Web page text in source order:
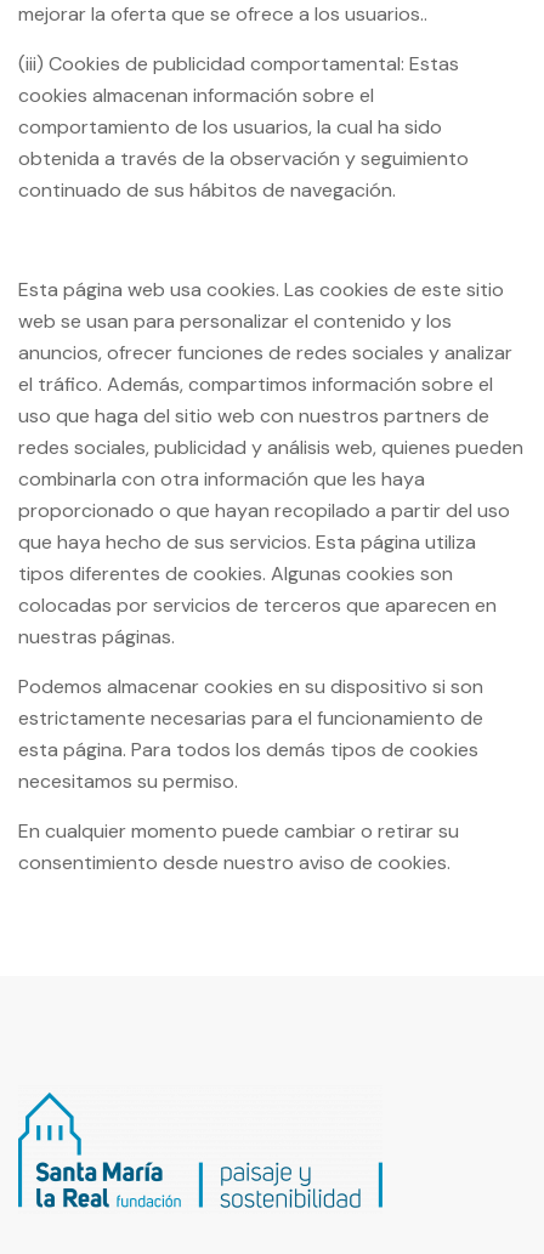
mejorar la oferta que se ofrece a los usuarios..
(iii) Cookies de publicidad comportamental: Estas
cookies almacenan información sobre el
comportamiento de los usuarios, la cual ha sido
obtenida a través de la observación y seguimiento
continuado de sus hábitos de navegación.
Esta página web usa cookies. Las cookies de este sitio
web se usan para personalizar el contenido y los
anuncios, ofrecer funciones de redes sociales y analizar
el tráfico. Además, compartimos información sobre el
uso que haga del sitio web con nuestros partners de
redes sociales, publicidad y análisis web, quienes pueden
combinarla con otra información que les haya
proporcionado o que hayan recopilado a partir del uso
que haya hecho de sus servicios. Esta página utiliza
tipos diferentes de cookies. Algunas cookies son
colocadas por servicios de terceros que aparecen en
nuestras páginas.
Podemos almacenar cookies en su dispositivo si son
estrictamente necesarias para el funcionamiento de
esta página. Para todos los demás tipos de cookies
necesitamos su permiso.
En cualquier momento puede cambiar o retirar su
consentimiento desde nuestro aviso de cookies.